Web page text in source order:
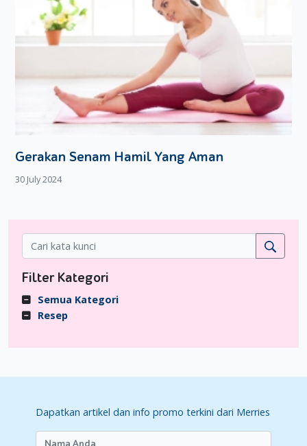
mengambil pilihan;
Biarkan si Kecil mengambil risiko. Dads pasti tahu
setiap keputusan mengundang risiko—sekecil apa pun
itu. Konsep ini pun harus Dads kenalkan kepada si Kecil
sedini mungkin supaya dia merasa bertanggung jawab
atas opsi yang dipilihnya. Menjauhkan si Kecil dari
kenyataan keputusan berisiko malah akan membuatnya
manja dan enggan menyelesaikan masalah yang
di rumah, sehingga si Kecil akan cepat dan mudah terbiasa
Gerakan Senam Hamil Yang Aman
30 July 2024
Filter Kategori
Semua Kategori
Resep
Dapatkan artikel dan info promo terkini dari Merries